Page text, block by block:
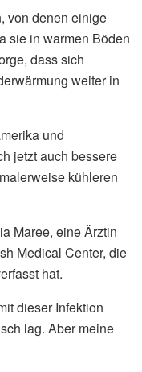
von denen einige
sie in warmen Böden
dass sich
weiter in
und
jetzt auch bessere
kühleren
Maree, eine Ärztin
Medical Center, die
hat.
dieser Infektion
lag. Aber meine